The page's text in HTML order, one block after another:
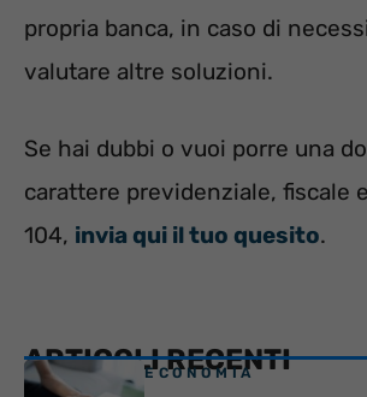
propria banca, in caso di
valutare altre soluzioni.
Se hai dubbi o vuoi porre una
carattere previdenziale, fiscale
104, invia qui il tuo quesito.
ARTICOLI RECENTI
ECONOMIA